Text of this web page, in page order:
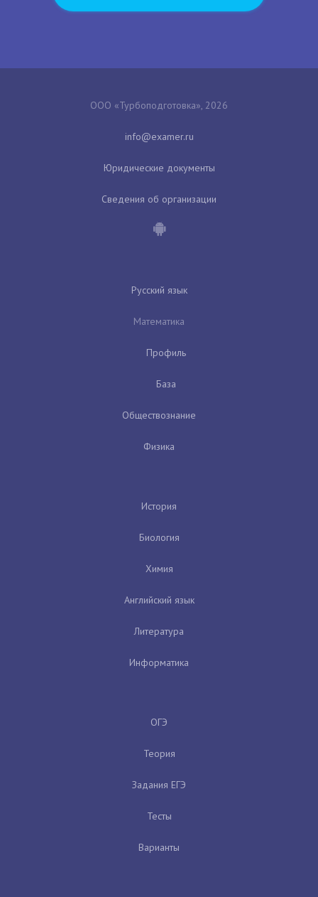
ООО «Турбоподготовка», 2026
Юридические документы
Сведения об организации
Русский язык
Математика
Профиль
База
Обществознание
Физика
История
Биология
Химия
Английский язык
Литература
Информатика
ОГЭ
Теория
Задания ЕГЭ
Тесты
Варианты